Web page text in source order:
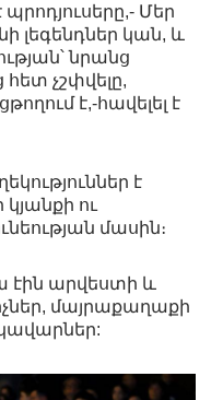
պրոդյուսերը,- Մեր
լեգենդներ կան, և
նրանց
չշփվելը,
է,-հավելել է
է
ու
մասին։
էին արվեստի և
մայրաքաղաքի